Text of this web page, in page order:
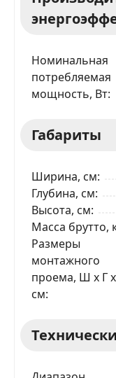
Номинальная
потребляемая
мощность, Вт
Габариты
Ширина, см
Глубина, см
Высота, см
Масса брутто,
Размеры
монтажного
проема, Ш x Г
см
Я даю
данных в
площадки